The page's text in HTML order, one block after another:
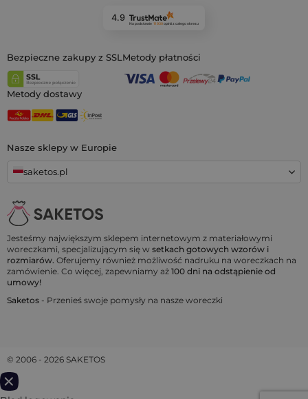
Jesteśmy największym sklepem internetowym z materiałowymi
woreczkami, specjalizującym się w setkach gotowych wzorów i
rozmiarów. Oferujemy również możliwość nadruku na woreczkach na
zamówienie. Co więcej, zapewniamy aż 100 dni na odstąpienie od
umowy!
Saketos - Przenieś swoje pomysły na nasze woreczki
Nasze sklepy w Europie
saketos.pl
4.9
Na podstawie 11 930opiniiz całego okresu
Bezpieczne zakupy z SSL Metody płatności
Metody dostawy
© 2006 - 2026 SAKETOS